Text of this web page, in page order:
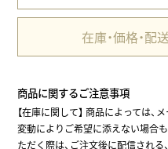
在庫・価格・
商品に関するご注意事項
【在庫に関して】商品によっては、
変動によりご希望に添えない場合
ただく際は、ご注文後に配信され